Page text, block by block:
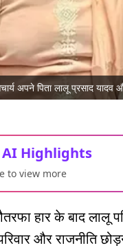
अपने पिता लालू प्रसाद
AI Highlights
to view more
हार के बाद लालू
और राजनीति